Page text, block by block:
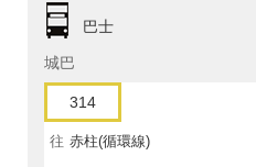
巴士
城巴
314
往 赤柱(循環線)